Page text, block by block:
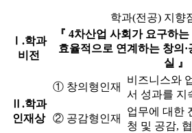
학과(전공) 지향
Ⅰ.학과
비전
『 4차산업 사회가 요구하
효율적으로 연계하는 창의
실 』
Ⅱ.학과
인재상
① 창의형인재
비즈니스와
서 성과를 지
② 공감형인재
업무에 대한
청 및 공감,